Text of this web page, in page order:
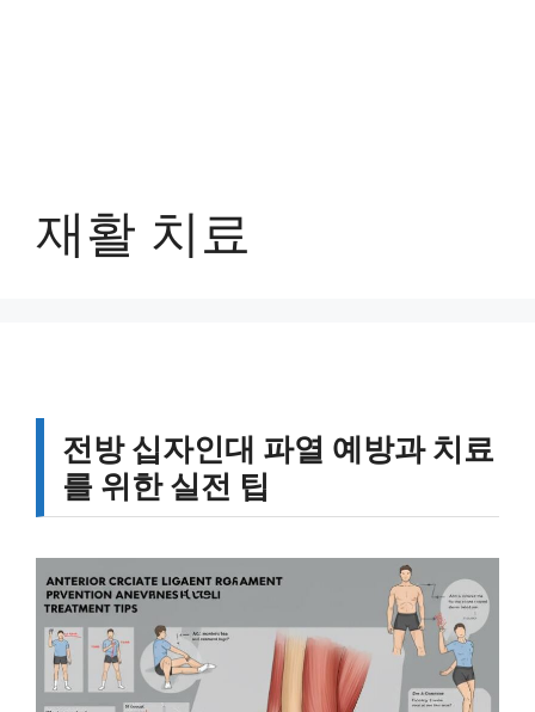
재활 치료
전방 십자인대 파열 예방과 치료
를 위한 실전 팁